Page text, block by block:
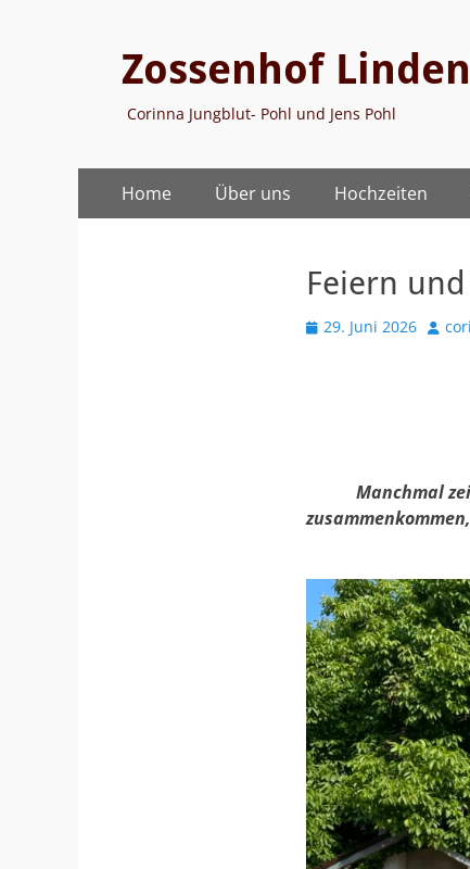
Zossenhof
Corinna Jungblut- Pohl und Jens Pohl
Primäres
Menü
Inhalt
Home Über uns Hochzeiten
Feiern
Veröffentlicht
29. Juni 2026 Autor
Manchmal